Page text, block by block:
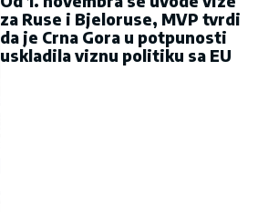
za Ruse i Bjeloruse, MVP tvrdi
da je Crna Gora u potpunosti
uskladila viznu politiku sa EU